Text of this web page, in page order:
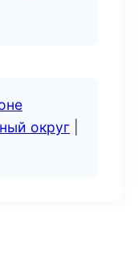
округ